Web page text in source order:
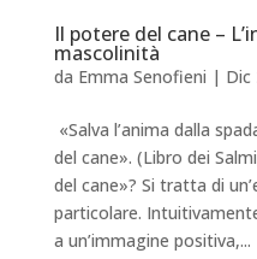
Il potere del cane –
mascolinità
da Emma Senofieni | Dic
«Salva l’anima dalla
del cane». (Libro dei
del cane»? Si tratta di
particolare.
a un’immagine positiva,...